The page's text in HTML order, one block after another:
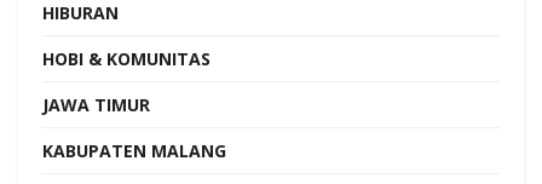
HIBURAN
HOBI & KOMUNITAS
JAWA TIMUR
KABUPATEN MALANG